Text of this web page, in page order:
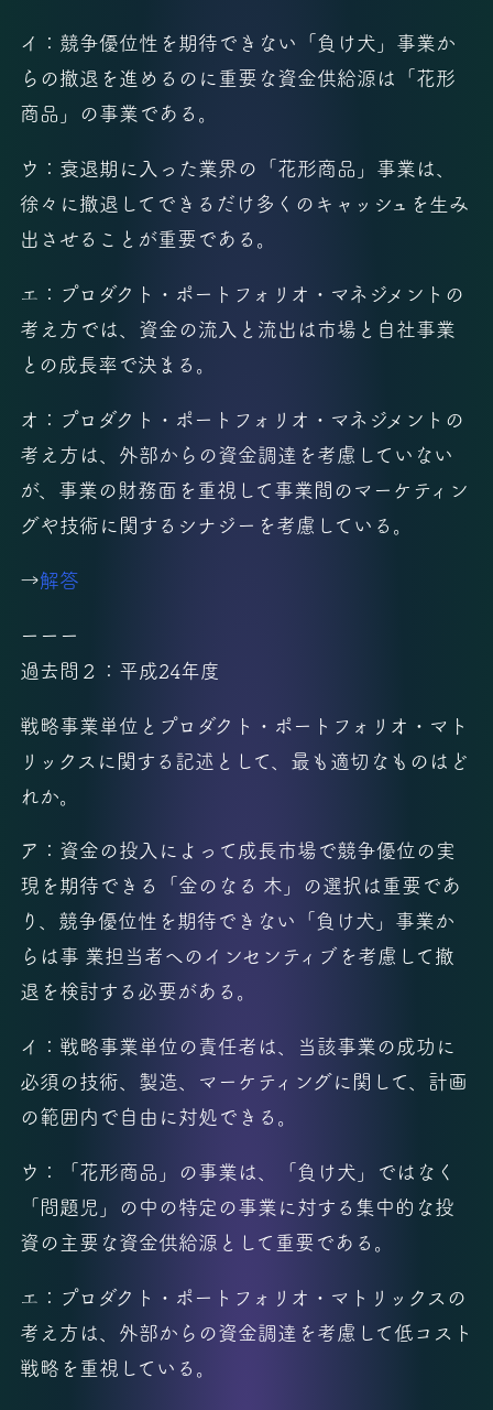
イ：競争優位性を期待できない「負け犬」事業か
らの撤退を進めるのに重要な資金供給源は「花形
商品」の事業である。
ウ：衰退期に入った業界の「花形商品」事業は、
徐々に撤退してできるだけ多くのキャッシュを生み
出させることが重要である。
エ：プロダクト・ポートフォリオ・マネジメントの
考え方では、資金の流入と流出は市場と自社事業
との成長率で決まる。
オ：プロダクト・ポートフォリオ・マネジメントの
考え方は、外部からの資金調達を考慮していない
が、事業の財務面を重視して事業間のマーケティン
グや技術に関するシナジーを考慮している。
→解答
ーーー
過去問２：平成24年度
戦略事業単位とプロダクト・ポートフォリオ・マト
リックスに関する記述として、最も適切なものはど
れか。
ア：資金の投入によって成長市場で競争優位の実
現を期待できる「金のなる 木」の選択は重要であ
り、競争優位性を期待できない「負け犬」事業か
らは事 業担当者へのインセンティブを考慮して撤
退を検討する必要がある。
イ：戦略事業単位の責任者は、当該事業の成功に
必須の技術、製造、マーケティングに関して、計画
の範囲内で自由に対処できる。
ウ：「花形商品」の事業は、「負け犬」ではなく
「問題児」の中の特定の事業に対する集中的な投
資の主要な資金供給源として重要である。
エ：プロダクト・ポートフォリオ・マトリックスの
考え方は、外部からの資金調達を考慮して低コスト
戦略を重視している。